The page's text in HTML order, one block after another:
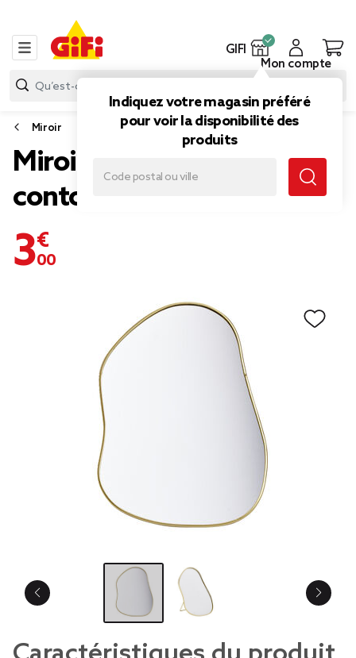
GIFI
Indiquez votre magasin préféré
pour voir la disponibilité des
produits
Mon compte
Miroir
Miroir forme organique
contour doré 15x20cm
3,00 €